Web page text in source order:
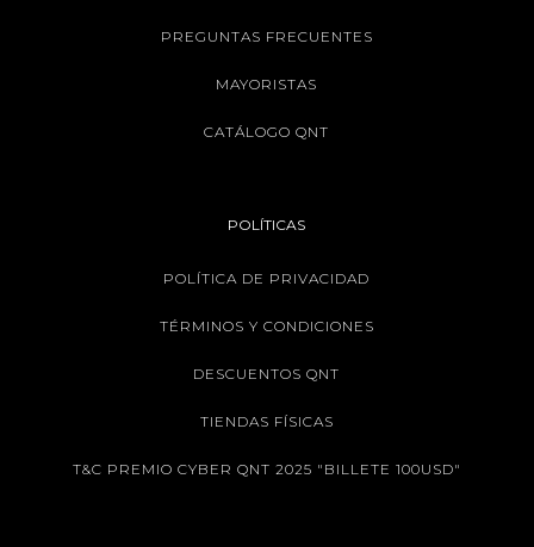
PREGUNTAS FRECUENTES
MAYORISTAS
CATÁLOGO QNT
POLÍTICAS
POLÍTICA DE PRIVACIDAD
TÉRMINOS Y CONDICIONES
DESCUENTOS QNT
TIENDAS FÍSICAS
T&C PREMIO CYBER QNT 2025 "BILLETE 100USD"